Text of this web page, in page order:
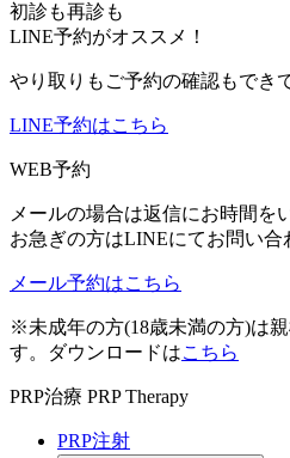
初診も再診も
LINE予約がオススメ！
やり取りもご予約の確認もでき
LINE予約はこちら
WEB予約
メールの場合は返信にお時間を
お急ぎの方はLINEにてお問い合
メール予約はこちら
※未成年の方(18歳未満の方)は
す。ダウンロードはこちら
PRP治療 PRP Therapy
PRP注射